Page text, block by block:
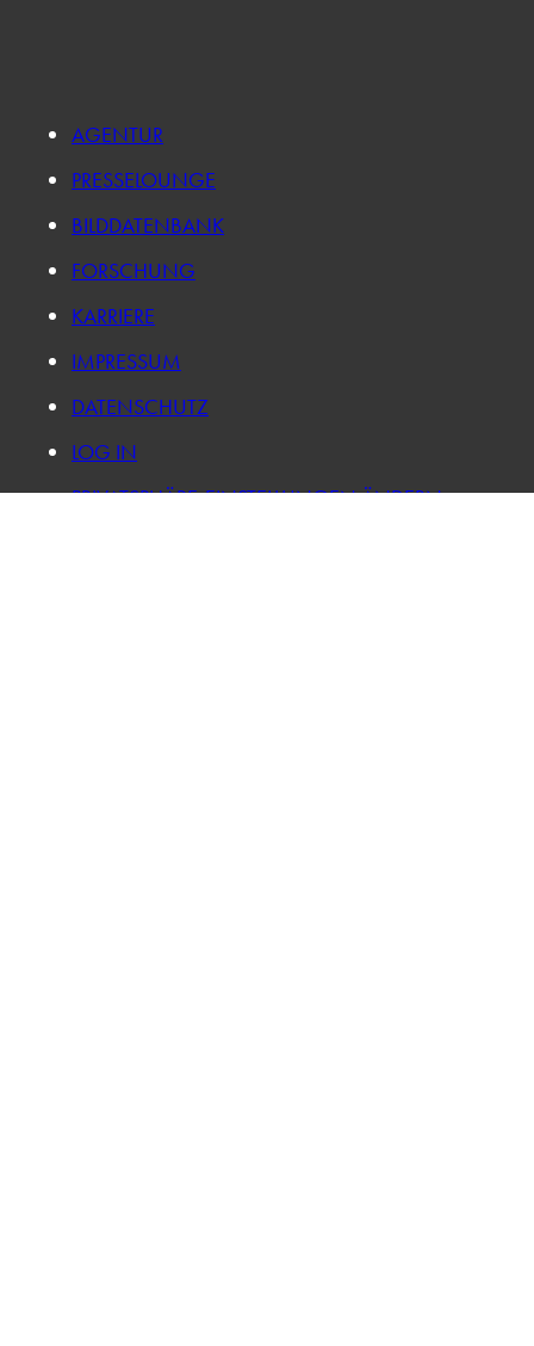
AGENTUR
PRESSELOUNGE
BILDDATENBANK
FORSCHUNG
KARRIERE
IMPRESSUM
DATENSCHUTZ
LOG IN
PRIVATSPHÄRE-EINSTELLUNGEN ÄNDERN